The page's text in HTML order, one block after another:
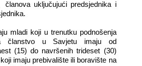
članova uključujući predsjednika i
mladi koji u trenutku podnošenja
članstvo u Savjetu imaju od
(15) do navršenih trideset (30)
imaju prebivalište ili boravište na